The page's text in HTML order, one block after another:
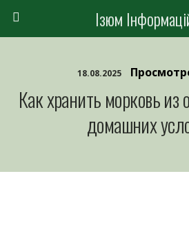
Ізюм
18.08.2025
Как хранить морковь из
домашних